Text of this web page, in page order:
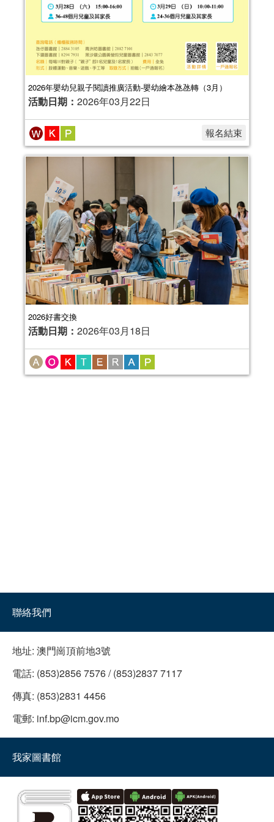
2026年嬰幼兒親子閱讀推廣活動-嬰幼繪本氹氹轉（3月）
活動日期： 2026年03月22日
報名結束
2026好書交換
活動日期： 2026年03月18日
聯絡我們
地址: 澳門崗頂前地3號
電話: (853)2856 7576 / (853)2837 7117
傳真: (853)2831 4456
電郵: inf.bp@icm.gov.mo
我家圖書館